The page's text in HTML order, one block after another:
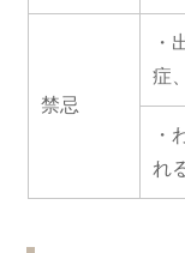
禁忌
・
症
・
れ